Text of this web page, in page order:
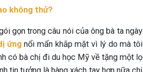
không thử?
gọn trong câu nói của ông bà ta ngày
ứng nổi mẩn khắp mặt vì lý do mà tôi
có bà chị đi du học Mỹ về tặng một lọ